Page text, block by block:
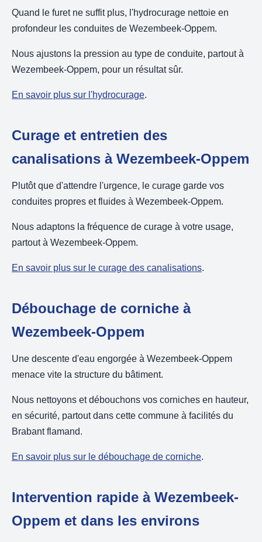
Quand le furet ne suffit plus, l'hydrocurage nettoie en
profondeur les conduites de Wezembeek-Oppem.
Nous ajustons la pression au type de conduite, partout à
Wezembeek-Oppem, pour un résultat sûr.
En savoir plus sur l'hydrocurage.
Curage et entretien des
canalisations à Wezembeek-Oppem
Plutôt que d'attendre l'urgence, le curage garde vos
conduites propres et fluides à Wezembeek-Oppem.
Nous adaptons la fréquence de curage à votre usage,
partout à Wezembeek-Oppem.
En savoir plus sur le curage des canalisations.
Débouchage de corniche à
Wezembeek-Oppem
Une descente d'eau engorgée à Wezembeek-Oppem
menace vite la structure du bâtiment.
Nous nettoyons et débouchons vos corniches en hauteur,
en sécurité, partout dans cette commune à facilités du
Brabant flamand.
En savoir plus sur le débouchage de corniche.
Intervention rapide à Wezembeek-
Oppem et dans les environs